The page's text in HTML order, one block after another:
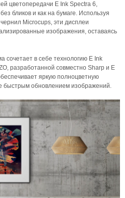
цветопередачи E Ink Spectra 6,
бликов и как на бумаге. Используя
Microcups, эти дисплеи
изображения, оставаясь
сочетает в себе технологию E Ink
разработанной совместно Sharp и E
яркую полноцветную
быстрым обновлением изображений.